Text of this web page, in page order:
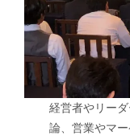
経営者やリー
論、営業やマ